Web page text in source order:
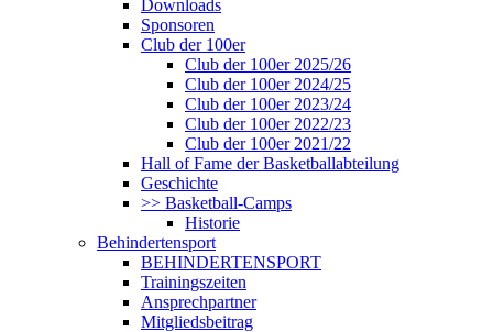
Downloads
Sponsoren
Club der 100er
Club der 100er 2025/26
Club der 100er 2024/25
Club der 100er 2023/24
Club der 100er 2022/23
Club der 100er 2021/22
Hall of Fame der Basketballabteilung
Geschichte
>> Basketball-Camps
Historie
Behindertensport
BEHINDERTENSPORT
Trainingszeiten
Ansprechpartner
Mitgliedsbeitrag